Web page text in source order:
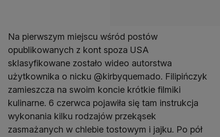
Na pierwszym miejscu wśród postów
opublikowanych z kont spoza USA
sklasyfikowane zostało wideo autorstwa
użytkownika o nicku @kirbyquemado. Filipińczyk
zamieszcza na swoim koncie krótkie filmiki
kulinarne. 6 czerwca pojawiła się tam instrukcja
wykonania kilku rodzajów przekąsek
zasmażanych w chlebie tostowym i jajku. Po pół